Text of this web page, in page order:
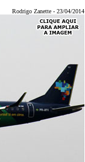
Rodrigo Zanette - 23/04/2014